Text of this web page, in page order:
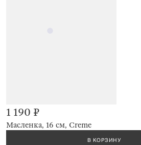
Масленка, 16 см, Creme
1 190 ₽
В КОРЗИНУ